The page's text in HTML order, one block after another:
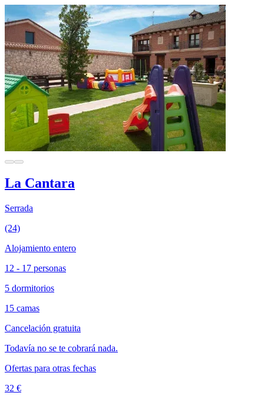
La Cantara
Serrada
(24)
Alojamiento entero
12 - 17 personas
5 dormitorios
15 camas
Cancelación gratuita
Todavía no se te cobrará nada.
Ofertas para otras fechas
32 €